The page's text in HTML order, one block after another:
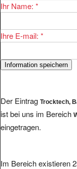
Ihr Name: *
Ihre E-mail: *
Der Eintrag Trocktech,
ist bei uns im Bereich
eingetragen.
Im Bereich existieren